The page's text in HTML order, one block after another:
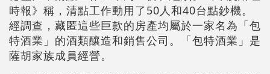
時報》稱，清點工作動用了50人和40台點鈔機。
經調查，藏匿這些巨款的房產均屬於一家名為「包
特酒業」的酒類釀造和銷售公司。「包特酒業」是
薩胡家族成員經營。